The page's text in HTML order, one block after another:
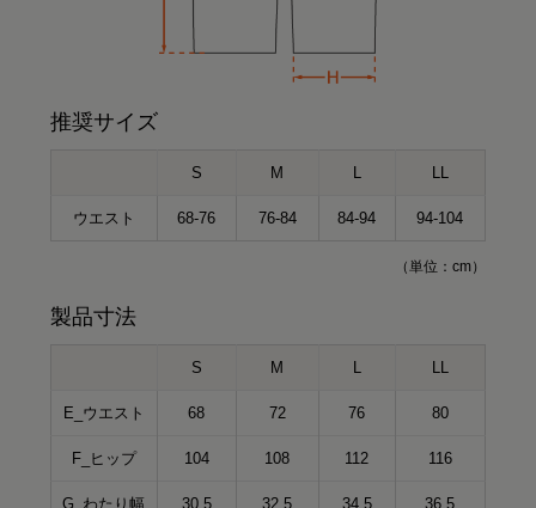
推奨サイズ
S M
ウエスト 68-76 76-84 84-94 94-104
（単位：cm）
製品寸法
S M L LL
E_ウエスト 68 72 76 80
F_ヒップ 104 108 112 116
G_わたり幅 30.5 32.5 34.5 36.5